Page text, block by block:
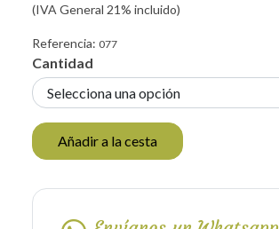
(IVA General 21% incluido)
Referencia: 077
Cantidad
Añadir a la cesta